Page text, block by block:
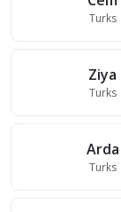
Turks
Ziya
Turks
Arda
Turks